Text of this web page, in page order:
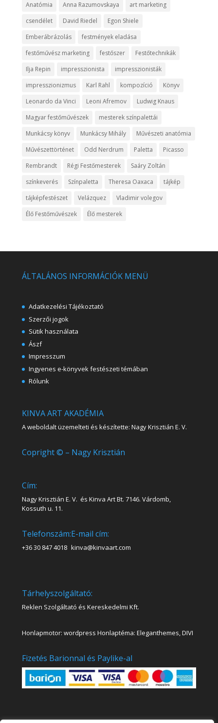
Anatómia
Anna Razumovskaya
art marketing
csendélet
David Riedel
Egon Shiele
Emberábrázolás
festmények eladása
festőművész marketing
festőszer
Festőtechnikák
Ilja Repin
impresszionista
impresszionisták
impresszionizmus
Karl Rahl kompozíció
Könyv
Leonardo da Vinci
Leoni Afremov
Ludwig Knaus
Magyar festőművészek
mesterek színpalettái
Munkácsy könyv
Munkácsy Mihály
Művészeti anatómia
Művészettörténet
Odd Nerdrum Paletta
Picasso
Rembrandt
Régi Festőmesterek
Saáry Zoltán
színkeverés
Színpaletta Theresa Oaxaca
tájkép
tájképfestészet
Velázquez
Vladimir volegov
Élő Festőművészek
Élő mesterek
ÁLTALÁNOS INFORMÁCIÓK MENÜ
Adatkezelési Tájékoztató
Szerzői jogok
Sütik használata
Ászf
Impresszum
Ingyenes e-könyvek festészeti témában
Rólunk
KINVA ART AKADÉMIA
A weboldalt üzemelteti és készítette: Nagy Krisztián E. V.
Copright © – Nagy Krisztián
Cím:
Nagy Krisztián E. V. és Kinva Art Bt. 7146. Várdomb,
Kossuth u. 11.
Telefonszám:
+36 30 847 4018
E-mail cím:
kinva@kinvaart.com
Tárhelyszolgáltató:
Reklen Szolgáltató és Kereskedelmi Kft.
Honlapmotor: wordpress Honlaptéma: Eleganthemes, DIVI
Fizetés Barionnal és Paylike-al